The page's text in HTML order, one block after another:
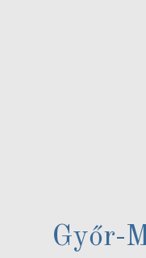
Győr-